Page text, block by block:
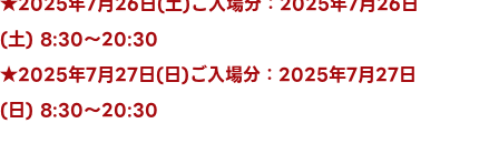
(土) 8:30～20:30
★2025年7月27日(日)ご入場分：2025年7月27日
(日) 8:30～20:30